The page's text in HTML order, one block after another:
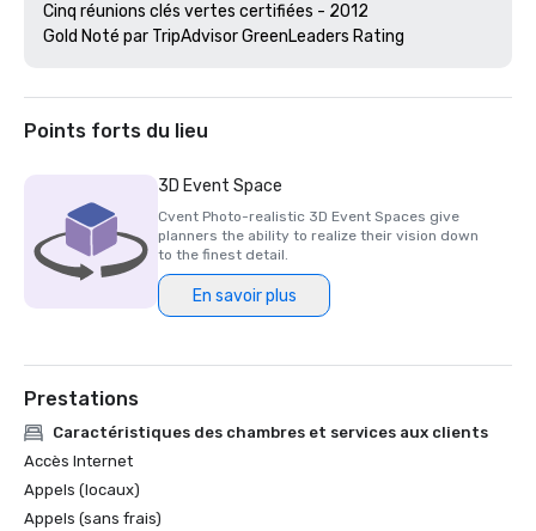
Cinq réunions clés vertes certifiées - 2012
Points forts du lieu
3D Event Space
Cvent Photo-realistic 3D Event Spaces give
planners the ability to realize their vision down
to the finest detail.
En savoir plus
Prestations
Caractéristiques des chambres et services aux clients
Accès Internet
Appels (locaux)
Appels (sans frais)